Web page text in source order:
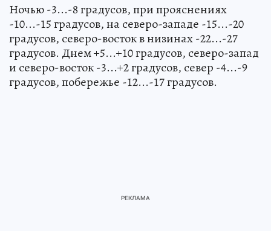
Ночью -3...-8 градусов, при прояснениях
-10...-15 градусов, на северо-западе -15...-20
градусов, северо-восток в низинах -22...-27
градусов. Днем +5...+10 градусов, северо-запад
и северо-восток -3...+2 градусов, север -4...-9
градусов, побережье -12...-17 градусов.